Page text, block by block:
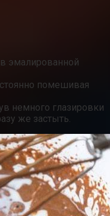
эмалированной
помешивая
немного глазировки
же застыть.